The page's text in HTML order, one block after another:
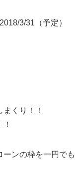
3/31（予定）
くり！！
ーンの枠を一円でも